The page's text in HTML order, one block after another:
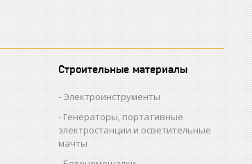
Строительные материалы
Электроинструменты
Генераторы, портативные
электростанции и осветительные
мачты